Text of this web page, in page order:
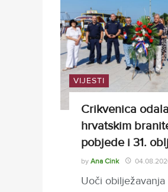
VIJESTI
Crikvenica
hrvatskim
pobjede i 31.
by Ana Cink
Uoči